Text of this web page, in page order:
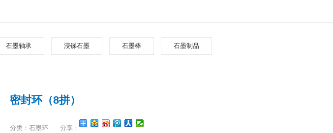
石墨轴承 浸锑石墨 石墨棒 石墨制品
密封环（8拼）
分类：石墨环 分享：